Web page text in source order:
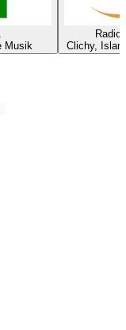
Musik
Radio
Clichy,